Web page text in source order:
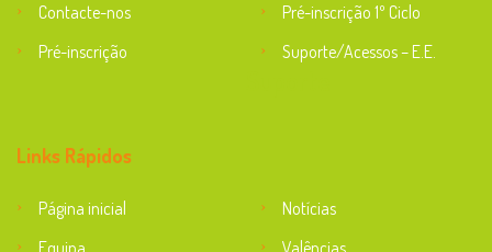
Contacte-nos
Pré-inscrição 1º Ciclo
Pré-inscrição
Suporte/Acessos – E.E.
Links Rápidos
Página inicial
Notícias
Equipa
Valências